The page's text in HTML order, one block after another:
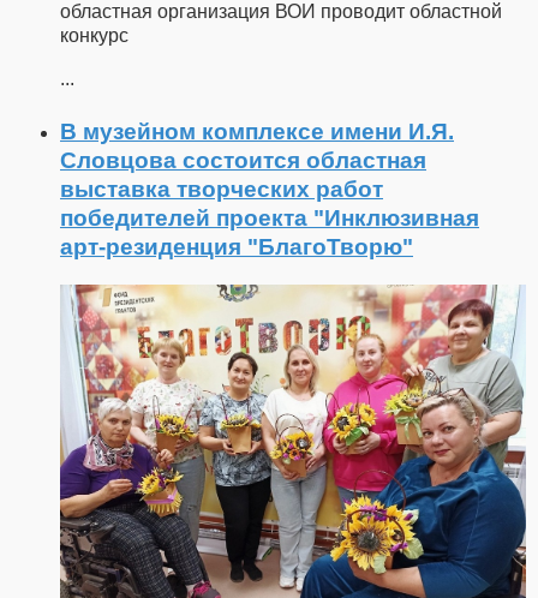
областная организация ВОИ проводит областной
конкурс
...
В музейном комплексе имени И.Я.
Словцова состоится областная
выставка творческих работ
победителей проекта "Инклюзивная
арт-резиденция "БлагоТворю"